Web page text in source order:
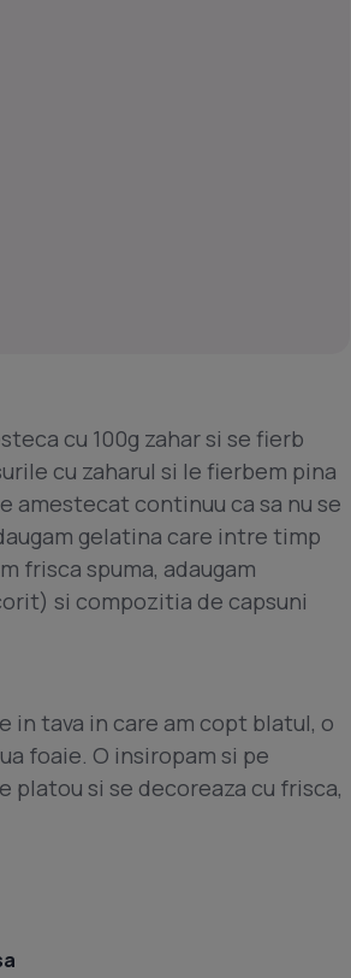
cu 100g zahar si se fierb
cu zaharul si le fierbem pina
amestecat continuu ca sa nu se
gelatina care intre timp
frisca spuma, adaugam
si compozitia de capsuni
in tava in care am copt blatul, o
foaie. O insiropam si pe
platou si se decoreaza cu frisca,